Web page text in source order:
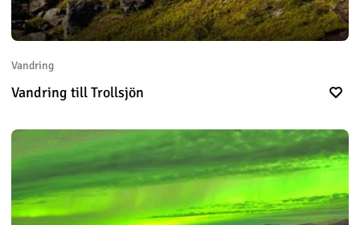
Vandring
Vandring till Trollsjön